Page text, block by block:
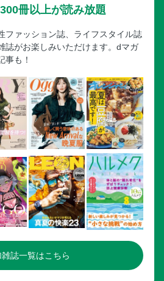
冊以上が読み放題
ファッション誌、ライフスタイル誌
誌がお楽しみいただけます。dマガ
事も！
誌一覧はこちら